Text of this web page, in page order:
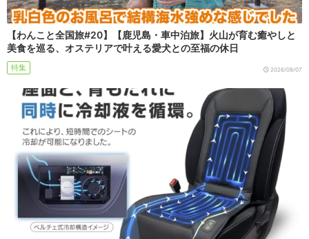
【わんこと全国旅#20】【鹿児島・車中泊旅】火山が育む癒やしと
美食を巡る、オステリアで叶える愛犬との至福の休日
特集 2026/08/07